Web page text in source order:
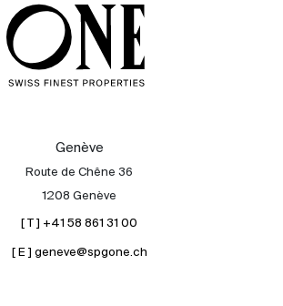
Acheter
Genève
Route de Chêne 36
1208 Genève
[ T ] +41 58 861 31 00
[ E ] geneve@spgone.ch